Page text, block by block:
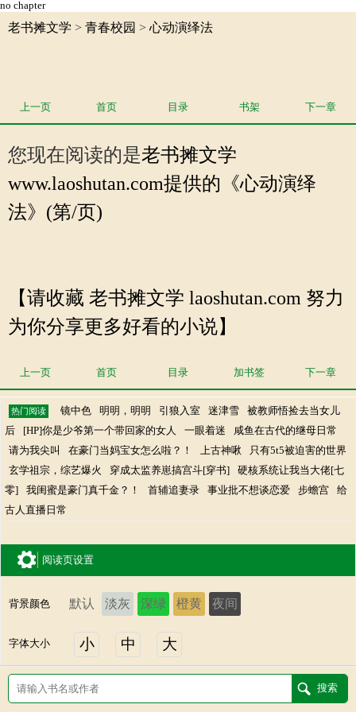
no chapter
老书摊文学 > 青春校园 > 心动演绎法
上一页 首页 目录 书架 下一章
您现在阅读的是老书摊文学
www.laoshutan.com提供的《心动演绎
法》(第/页)
【请收藏 老书摊文学 laoshutan.com 努力
为你分享更多好看的小说】
上一页 首页 目录 加书签 下一章
热门阅读 镜中色 明明，明明 引狼入室 迷津雪
被教师悟捡去当女儿
后
[HP]你是少爷第一个带回家的女人 一眼着迷
咸鱼在古代的继母日常
请为我尖叫
在豪门当妈宝女怎么啦？！ 上古神啾
只有5t5被迫害的世界
玄学祖宗，综艺爆火
穿成太监养崽搞宫斗[穿书]
硬核系统让我当大佬[七
零]
我闺蜜是豪门真千金？！ 首辅追妻录 事业批不想谈恋爱 步蟾宫
给
古人直播日常
阅读页设置
背景颜色 默认 淡灰 深绿 橙黄 夜间
字体大小 小 中 大